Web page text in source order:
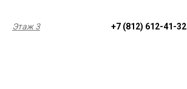
Этаж 3 +7 (812) 612-41-32